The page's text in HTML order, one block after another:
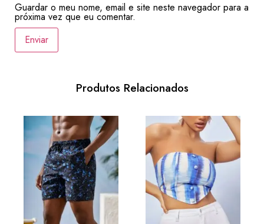
Guardar o meu nome, email e site neste navegador para a
próxima vez que eu comentar.
Produtos Relacionados